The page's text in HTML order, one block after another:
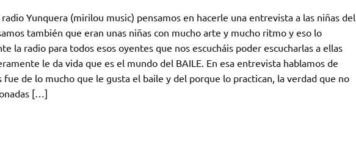
Yunquera (mirilou music) pensamos en hacerle una entrevista a las niñas del
también que eran unas niñas con mucho arte y mucho ritmo y eso lo
la radio para todos esos oyentes que nos escucháis poder escucharlas a ellas
le da vida que es el mundo del BAILE. En esa entrevista hablamos de
fue de lo mucho que le gusta el baile y del porque lo practican, la verdad que no
[…]